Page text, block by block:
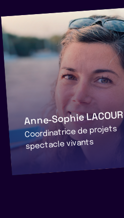
Anne-Sophie LACOUR
Coordinatrice de projets
spectacle vivants